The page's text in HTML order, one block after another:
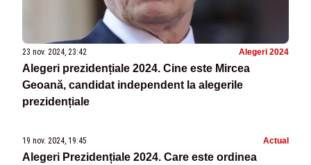
23 nov. 2024, 23:42 Alegeri 2024
Alegeri prezidențiale 2024. Cine este Mircea
Geoană, candidat independent la alegerile
prezidențiale
19 nov. 2024, 19:45 Actual
Alegeri Prezidențiale 2024. Care este ordinea